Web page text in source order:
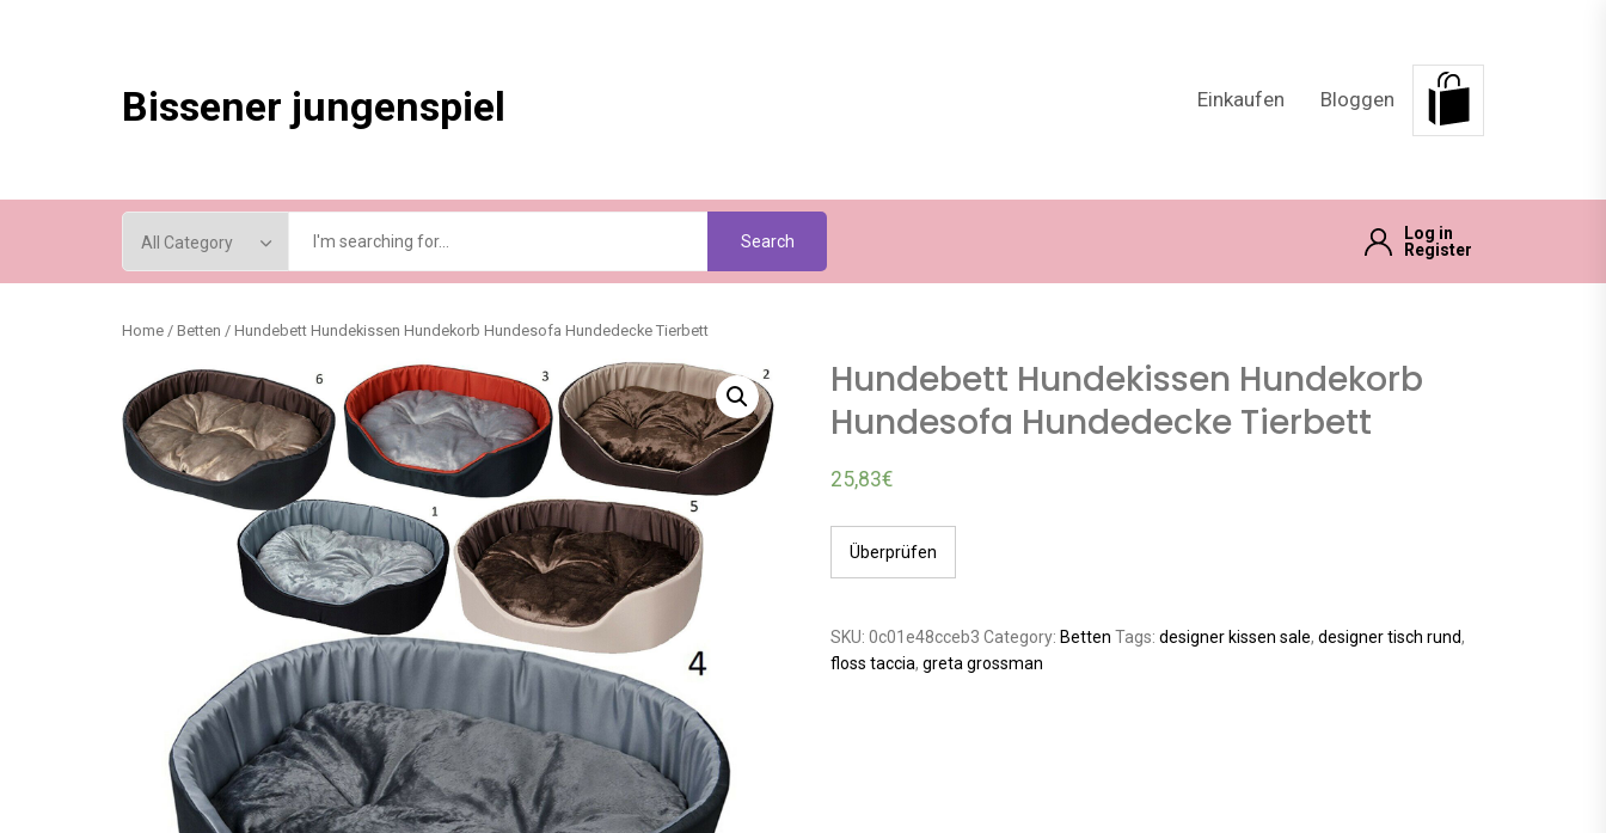
Bissener jungenspiel Einkaufen Bloggen
Search
Log in
Register
Home / Betten / Hundebett Hundekissen Hundekorb Hundesofa Hundedecke Tierbett
Hundebett Hundekissen Hundekorb
Hundesofa Hundedecke Tierbett
25,83€
Überprüfen
SKU: 0c01e48cceb3 Category: Betten Tags: designer kissen sale, designer tisch rund,
floss taccia, greta grossman